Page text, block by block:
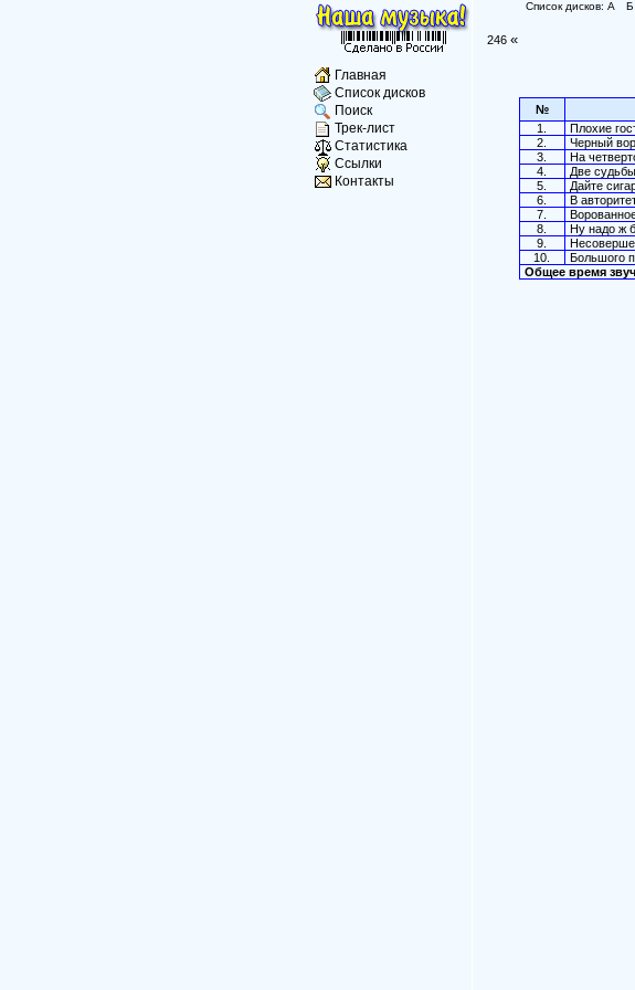
Главная
Список дисков
Поиск
Трек-лист
Статистика
Ссылки
Контакты
Список дисков: А Б
246 «
№
1.
Плохие
2.
Черный
3.
На
4.
Две судьбы
5.
Дайте
6.
В
7.
8.
Ну надо ж
9.
10.
Большого
Общее время